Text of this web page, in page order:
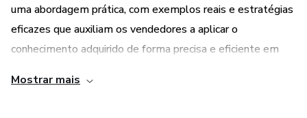
uma abordagem prática, com exemplos reais e estratégias
eficazes que auxiliam os vendedores a aplicar o
conhecimento adquirido de forma precisa e eficiente em
na prática.
Mostrar mais